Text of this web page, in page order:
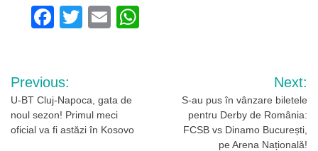
Facebook
Twitter
Email
Navigare
în
articole
Previous:
U-BT Cluj-Napoca, gata de
noul sezon! Primul meci
oficial va fi astăzi în Kosovo
Next:
S-au pus în vânzare biletele
pentru Derby de România:
FCSB vs Dinamo București,
pe Arena Națională!